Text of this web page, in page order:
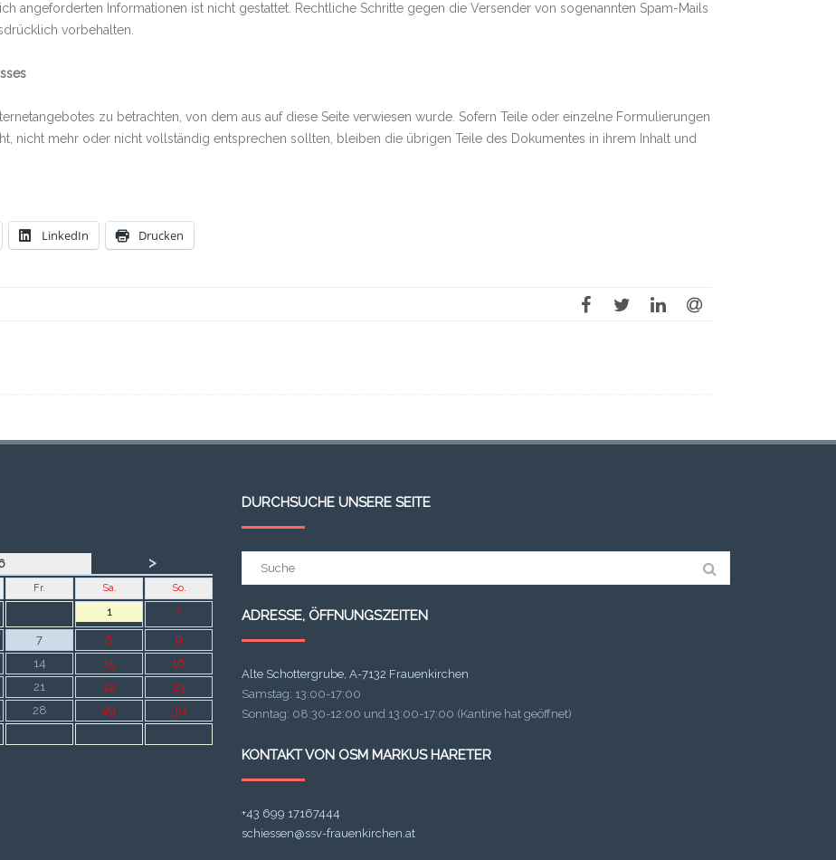
angeforderten Informationen ist nicht gestattet. Rechtliche Schritte gegen die Versender von sogenannten Spam-Mails
vorbehalten.
zu betrachten, von dem aus auf diese Seite verwiesen wurde. Sofern Teile oder einzelne Formulierungen
nicht mehr oder nicht vollständig entsprechen sollten, bleiben die übrigen Teile des Dokumentes in ihrem Inhalt und
LinkedIn Drucken
>
Fr. Sa. So.
1 2
7 8
9
14 15
16
21 22
23
28 29
30
DURCHSUCHE UNSERE SEITE
Suchergebnis
ADRESSE, ÖFFNUNGSZEITEN
Alte Schottergrube, A-7132 Frauenkirchen
Samstag: 13:00-17:00
Sonntag: 08:30-12:00 und 13:00-17:00 (Kantine hat geöffnet)
KONTAKT VON OSM MARKUS HARETER
+43 699 17167444
schiessen@ssv-frauenkirchen.at